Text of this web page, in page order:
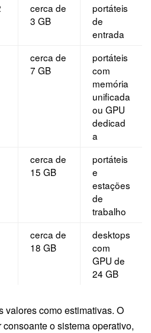
cerca de
3 GB
portáteis
de
entrada
cerca de
7 GB
portáteis
com
memória
unificada
ou GPU
dedicad
a
cerca de
15 GB
portáteis
e
estações
de
trabalho
cerca de
18 GB
desktops
com
GPU de
24 GB
valores como estimativas. O
o sistema operativo,